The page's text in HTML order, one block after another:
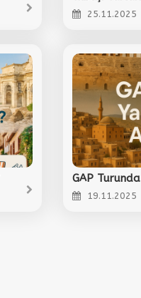
25.11.2025
GAP Turunda
19.11.2025